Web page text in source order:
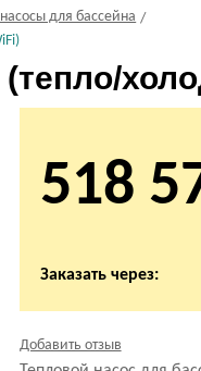
для бассейна
518
Заказать через:
Добавить отзыв